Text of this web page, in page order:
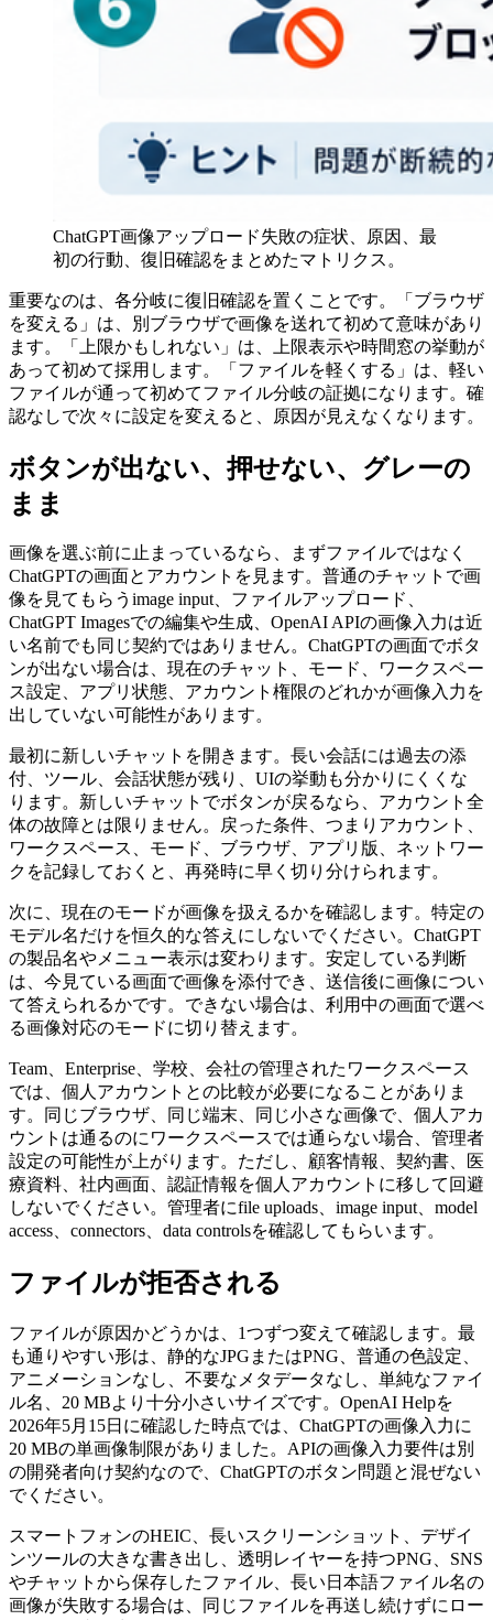
ChatGPT画像アップロード失敗の症状、原因、最
初の行動、復旧確認をまとめたマトリクス。
重要なのは、各分岐に復旧確認を置くことです。「ブラウザ
を変える」は、別ブラウザで画像を送れて初めて意味があり
ます。「上限かもしれない」は、上限表示や時間窓の挙動が
あって初めて採用します。「ファイルを軽くする」は、軽い
ファイルが通って初めてファイル分岐の証拠になります。確
認なしで次々に設定を変えると、原因が見えなくなります。
ボタンが出ない、押せない、グレーの
まま
画像を選ぶ前に止まっているなら、まずファイルではなく
ChatGPTの画面とアカウントを見ます。普通のチャットで画
像を見てもらうimage input、ファイルアップロード、
ChatGPT Imagesでの編集や生成、OpenAI APIの画像入力は近
い名前でも同じ契約ではありません。ChatGPTの画面でボタ
ンが出ない場合は、現在のチャット、モード、ワークスペー
ス設定、アプリ状態、アカウント権限のどれかが画像入力を
出していない可能性があります。
最初に新しいチャットを開きます。長い会話には過去の添
付、ツール、会話状態が残り、UIの挙動も分かりにくくな
ります。新しいチャットでボタンが戻るなら、アカウント全
体の故障とは限りません。戻った条件、つまりアカウント、
ワークスペース、モード、ブラウザ、アプリ版、ネットワー
クを記録しておくと、再発時に早く切り分けられます。
次に、現在のモードが画像を扱えるかを確認します。特定の
モデル名だけを恒久的な答えにしないでください。ChatGPT
の製品名やメニュー表示は変わります。安定している判断
は、今見ている画面で画像を添付でき、送信後に画像につい
て答えられるかです。できない場合は、利用中の画面で選べ
る画像対応のモードに切り替えます。
Team、Enterprise、学校、会社の管理されたワークスペース
では、個人アカウントとの比較が必要になることがありま
す。同じブラウザ、同じ端末、同じ小さな画像で、個人アカ
ウントは通るのにワークスペースでは通らない場合、管理者
設定の可能性が上がります。ただし、顧客情報、契約書、医
療資料、社内画面、認証情報を個人アカウントに移して回避
しないでください。管理者にfile uploads、image input、model
access、connectors、data controlsを確認してもらいます。
ファイルが拒否される
ファイルが原因かどうかは、1つずつ変えて確認します。最
も通りやすい形は、静的なJPGまたはPNG、普通の色設定、
アニメーションなし、不要なメタデータなし、単純なファイ
ル名、20 MBより十分小さいサイズです。OpenAI Helpを
2026年5月15日に確認した時点では、ChatGPTの画像入力に
20 MBの単画像制限がありました。APIの画像入力要件は別
の開発者向け契約なので、ChatGPTのボタン問題と混ぜない
でください。
スマートフォンのHEIC、長いスクリーンショット、デザイ
ンツールの大きな書き出し、透明レイヤーを持つPNG、SNS
やチャットから保存したファイル、長い日本語ファイル名の
画像が失敗する場合は、同じファイルを再送し続けずにロー